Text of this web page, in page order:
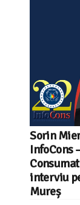
Sorin
InfoCons
interviu
Mureș